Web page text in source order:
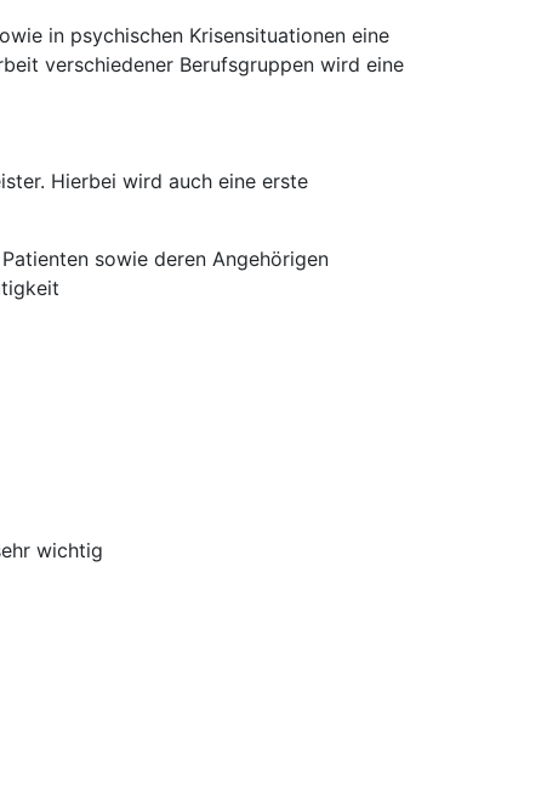
in psychischen Krisensituationen eine
verschiedener Berufsgruppen wird eine
Hierbei wird auch eine erste
sowie deren Angehörigen
wichtig